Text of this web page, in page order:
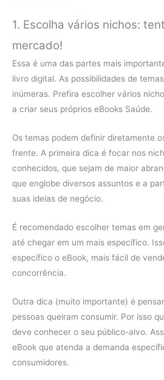
1. Escolha vários nichos:
mercado!
Essa é uma das partes mais
livro digital. As possibilidades de
inúmeras. Prefira escolher vários
a criar seus próprios eBooks Saúde.
Os temas podem definir diretamente
frente. A primeira dica é focar nos
conhecidos, que sejam de maior
que englobe diversos assuntos e a
suas ideias de negócio.
É recomendado escolher temas em
até chegar em um mais específico.
específico o eBook, mais fácil de
concorrência.
Outra dica (muito importante) é
pessoas queiram consumir. Por isso
deve conhecer o seu público-alvo.
eBook que atenda a demanda
consumidores.